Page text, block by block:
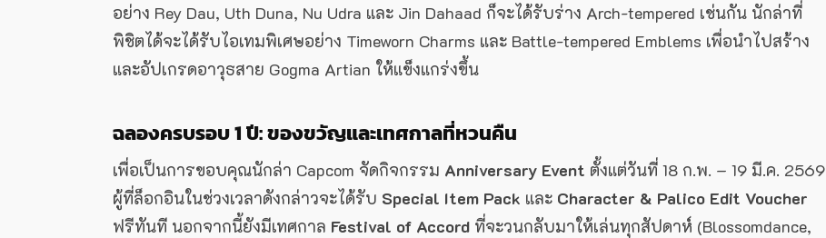
อย่าง Rey Dau, Uth Duna, Nu Udra และ Jin Dahaad ก็จะได้รับร่าง Arch-tempered เช่นกัน นักล่าที่
พิชิตได้จะได้รับไอเทมพิเศษอย่าง Timeworn Charms และ Battle-tempered Emblems เพื่อนำไปสร้าง
และอัปเกรดอาวุธสาย Gogma Artian ให้แข็งแกร่งขึ้น
ฉลองครบรอบ 1 ปี: ของขวัญและเทศกาลที่หวนคืน
เพื่อเป็นการขอบคุณนักล่า Capcom จัดกิจกรรม Anniversary Event ตั้งแต่วันที่ 18 ก.พ. – 19 มี.ค. 2569
ผู้ที่ล็อกอินในช่วงเวลาดังกล่าวจะได้รับ Special Item Pack และ Character & Palico Edit Voucher
ฟรีทันที นอกจากนี้ยังมีเทศกาล Festival of Accord ที่จะวนกลับมาให้เล่นทุกสัปดาห์ (Blossomdance,